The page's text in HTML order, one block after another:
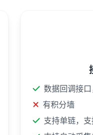
数据回调接
有积分墙
支持单链，